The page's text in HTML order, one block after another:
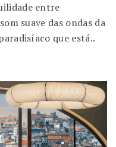
entre
suave das ondas da
que está..